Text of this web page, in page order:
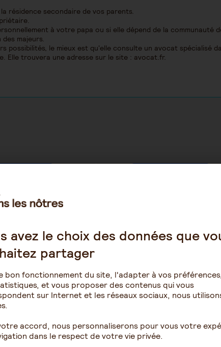
résidence secondaire de vos parents.
à votre papa ou si elle dépend de la communauté
majeurs.
possibilités, le mieux est qu'elle consulte un avocat spécialisé
Elle trouvera une adresse sur le site : avocat.fr.
1 juin 2026 9:03
le notaire avant
...
7 1 13
avez le choix des données que
partager
bon fonctionnement du site, l'adapter à vos
et vous proposer des contenus qui vous
sur Internet et les réseaux sociaux, nous
accord, nous personnaliserons pour vous votre
dans le respect de votre vie privée.